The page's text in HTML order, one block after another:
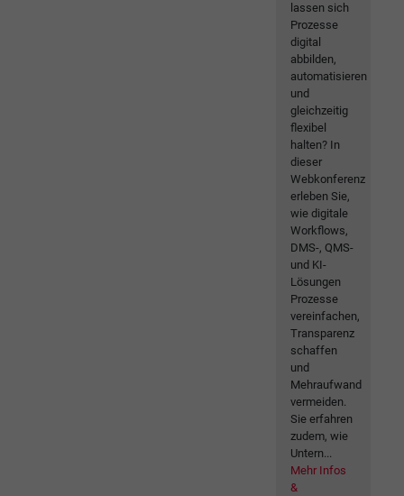
lassen sich
Prozesse
digital
abbilden,
automatisieren
und
gleichzeitig
flexibel
halten? In
dieser
Webkonferenz
erleben Sie,
wie digitale
Workflows,
DMS-, QMS-
und KI-
Lösungen
Prozesse
vereinfachen,
Transparenz
schaffen
und
Mehraufwand
vermeiden.
Sie erfahren
zudem, wie
Untern...
Mehr Infos
&